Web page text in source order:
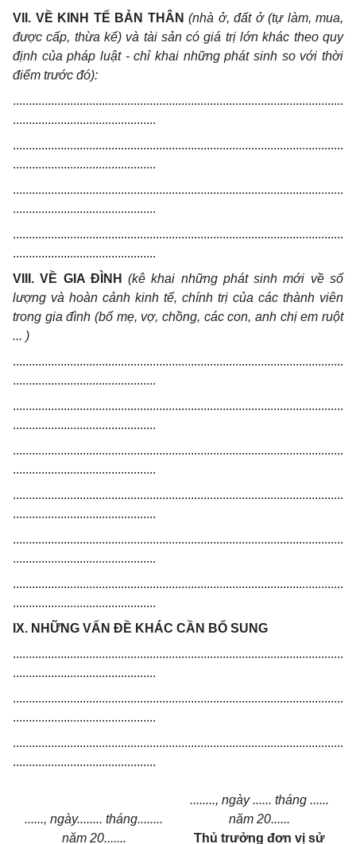
VII. VỀ KINH TẾ BẢN THÂN (nhà ở, đất ở (tự làm, mua,
được cấp, thừa kế) và tài sản có giá trị lớn khác theo quy
định của pháp luật - chỉ khai những phát sinh so với thời
điểm trước đó):
........................................................................................................
.............................................
........................................................................................................
.............................................
........................................................................................................
.............................................
........................................................................................................
.............................................
VIII. VỀ GIA ĐÌNH (kê khai những phát sinh mới về số
lượng và hoàn cảnh kinh tế, chính trị của các thành viên
trong gia đình (bố mẹ, vợ, chồng, các con, anh chị em ruột
... )
........................................................................................................
.............................................
........................................................................................................
.............................................
........................................................................................................
.............................................
........................................................................................................
.............................................
........................................................................................................
.............................................
........................................................................................................
.............................................
IX. NHỮNG VẤN ĐỀ KHÁC CẦN BỔ SUNG
........................................................................................................
.............................................
........................................................................................................
.............................................
........................................................................................................
.............................................
......, ngày........ tháng........
năm 20.......
........, ngày ...... tháng ......
năm 20......
Thủ trưởng đơn vị sử